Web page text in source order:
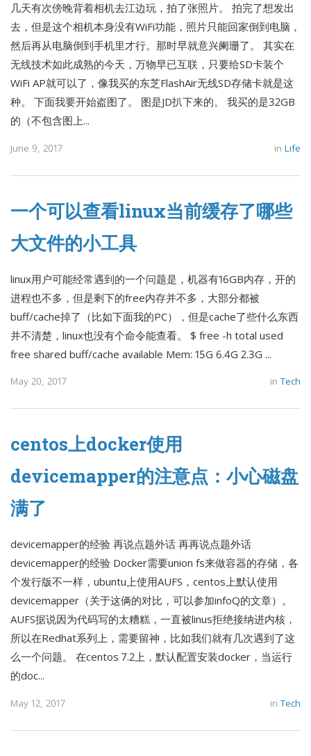
几天有次傍晚背着相机去江边玩，拍了张照片。 拍完了想发出
去，但是这个相机本身没有WiFi功能，照片只能回家倒到电脑，
然后再从电脑倒到手机里才行。那时早就意兴阑珊了。 其实在
无线技术如此成熟的今天，万物早已互联，只要给SD卡装个
WiFi AP就可以了，像我买的东芝FlashAir无线SD存储卡就是这
种。 下面我要开始盗图了。 图是JD扒下来的。 我买的是32GB
的（不包含图上...
June 9, 2017 in Life
一个可以查看linux当前缓存了哪些
大文件的小工具
linux用户可能经常遇到的一个问题是，机器有16GB内存，开的
进程也不多，但是剩下的free内存并不多，大部分都被
buff/cache掉了（比如下面我的PC），但是cache了些什么东西
并不清楚，linux也没有个命令能查看。 $ free -h total used
free shared buff/cache available Mem: 15G 6.4G 2.3G ...
May 20, 2017 inTech
centos上docker使用
devicemapper的注意点：小心磁盘
满了
devicemapper的经验 再说点题外话 再再说点题外话
devicemapper的经验 Docker需要union fs来做容器的存储，各
个发行版不一样，ubuntu上使用AUFS，centos上默认使用
devicemapper（关于这俩的对比，可以参加infoQ的文章）。
AUFS据说因为代码写的太糟糕，一直被linus拒绝接纳进内核，
所以在Redhat系列上，需要留神，比如我们就有几次遇到了这
么一个问题。 在centos 7.2上，默认配置安装docker，当运行
的doc...
May 12, 2017 inTech